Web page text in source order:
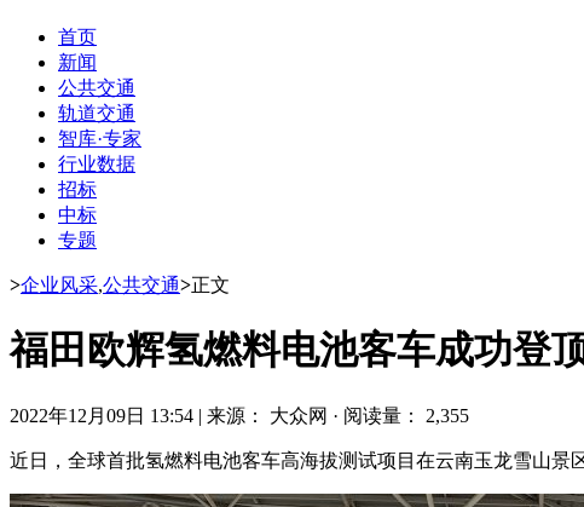
首页
新闻
公共交通
轨道交通
智库·专家
行业数据
招标
中标
专题
>企业风采,公共交通>正文
福田欧辉氢燃料电池客车成功登
2022年12月09日 13:54 | 来源： 大众网 · 阅读量： 2,355
近日，全球首批氢燃料电池客车高海拔测试项目在云南玉龙雪山景